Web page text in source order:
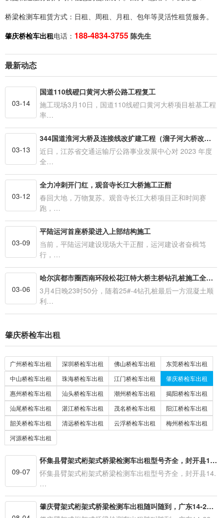
桥梁检测车租赁方式：日租、周租、月租、包年等灵活性租赁服务。
肇庆桥检车出租电话： 188-4834-3755 陈先生
最新动态
03-14
国道110线磴口黄河大桥公路工程复工
施工现场3月10日，国道110线磴口黄河大桥项目桩基工程
率…
03-13
344国道淮河大桥及连接线改扩建工程（溜子河大桥改造工程）
近日，江苏省交通运输厅公路事业发展中心对 2023 年度
全…
03-12
全力冲刺开门红，观音寺长江大桥施工正酣
春回大地，万物复苏。观音寺长江大桥项目正和时间赛
跑，…
03-09
平陆运河首座桥梁进入上部结构施工
当前，平陆运河建设现场大干正酣，运河建设者奋楫笃
行，…
03-06
哈尔滨都市圈西南环段松花江特大桥主桥钻孔桩施工全面完成
3月4日晚23时50分，随着25#-4钻孔桩最后一方混凝土顺
利…
肇庆桥检车出租
广州桥检车出租 深圳桥检车出租 佛山桥检车出租
东莞桥检车出租
中山桥检车出租
珠海桥检车出租 江门桥检车出租
肇庆桥检车出租
惠州桥检车出租
汕头桥检车出租 潮州桥检车出租
揭阳桥检车出租
汕尾桥检车出租
湛江桥检车出租 茂名桥检车出租
阳江桥检车出租
韶关桥检车出租
清远桥检车出租 云浮桥检车出租
梅州桥检车出租
河源桥检车出租
09-07
怀集县臂架式桁架式桥梁检测车出租型号齐全，封开县14.16.18.20.22.23.24米路桥检查车租赁
怀集县臂架式桁架式桥梁检测车出租型号齐全，封开县14.
…
肇庆臂架式桁架式桥梁检测车出租随叫随到，广东14-22米路桥检查车租赁型号齐全【8月新报价】